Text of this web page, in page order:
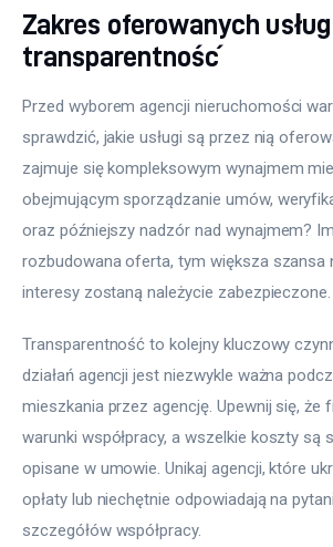
Zakres oferowanych
transparentność
Przed wyborem agencji nieruchomości
sprawdzić, jakie usługi są przez nią
zajmuje się kompleksowym wynajmem
obejmującym sporządzanie umów,
oraz późniejszy nadzór nad wynajmem?
rozbudowana oferta, tym większa szansa
interesy zostaną należycie zabezpieczone.
Transparentność to kolejny kluczowy
działań agencji jest niezwykle ważna
mieszkania przez agencję. Upewnij się, że
warunki współpracy, a wszelkie koszty są
opisane w umowie. Unikaj agencji, które
opłaty lub niechętnie odpowiadają na
szczegółów współpracy.